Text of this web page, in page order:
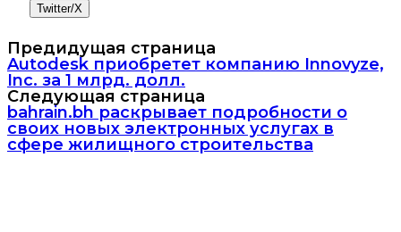
Twitter/X
Предидущая страница
Autodesk приобретет компанию Innovyze,
Inc. за 1 млрд. долл.
Следующая страница
bahrain.bh раскрывает подробности о
своих новых электронных услугах в
сфере жилищного строительства